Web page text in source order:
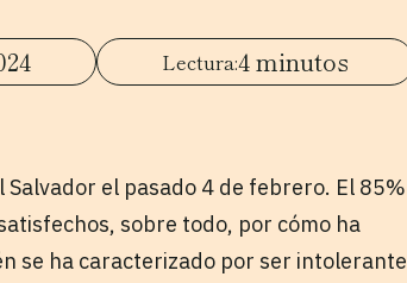
4 minutos
el pasado 4 de febrero. El 85%
sobre todo, por cómo ha
se ha caracterizado por ser intolerante